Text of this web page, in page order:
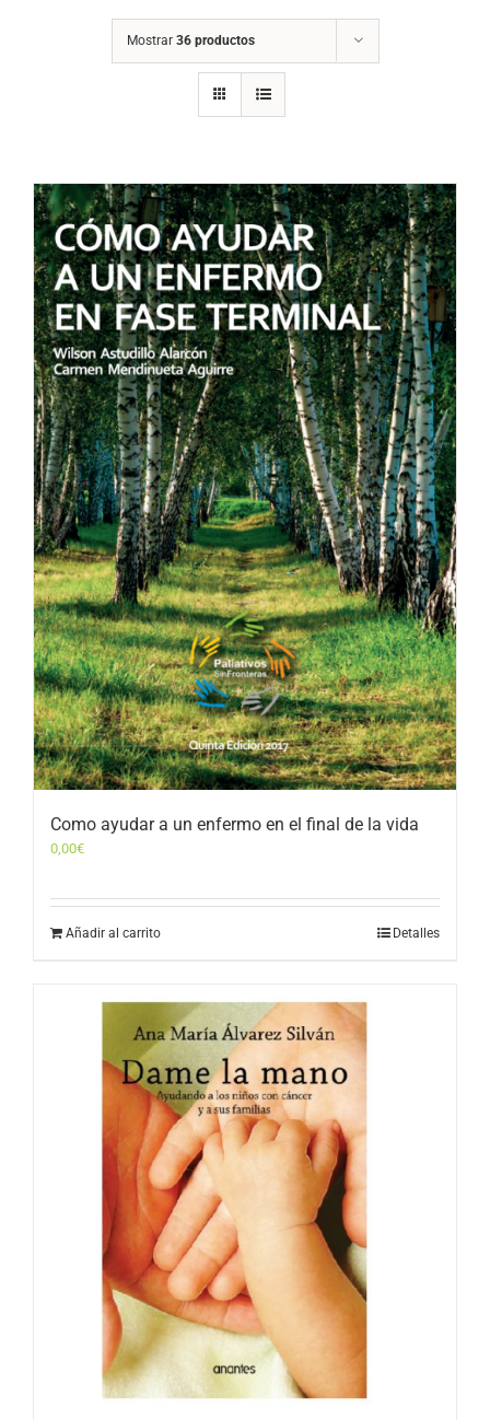
Mostrar 36 productos
Como ayudar a un enfermo en el final de la vida
0,00€
Añadir al carrito Detalles